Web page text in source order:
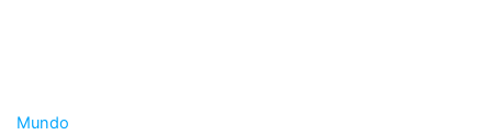
Mundo